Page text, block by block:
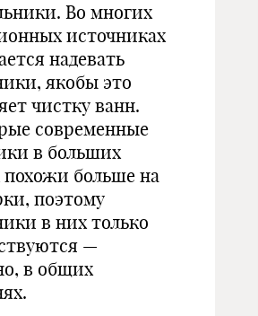
Во многих
источниках
надевать
якобы это
чистку ванн.
современные
в больших
похожи больше на
поэтому
в них только
—
в общих